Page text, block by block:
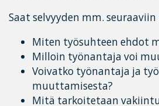
Saat selvyyden mm.
Miten työsuhteen ehdot
Milloin työnantaja voi
Voivatko työnantaja ja
muuttamisesta?
Mitä tarkoitetaan